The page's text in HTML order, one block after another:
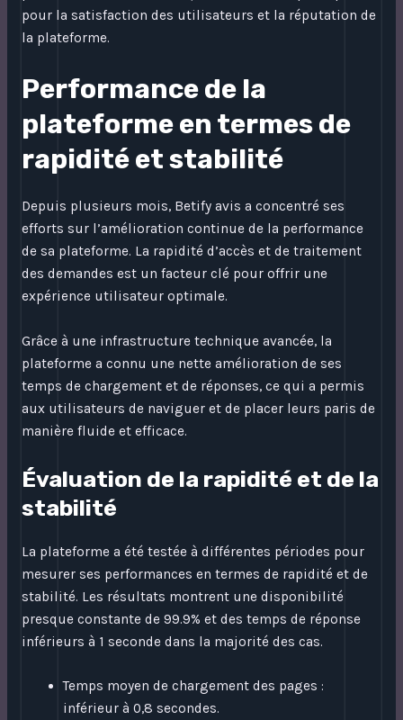
pour la satisfaction des utilisateurs et la réputation de
la plateforme.
Performance de la
plateforme en termes de
rapidité et stabilité
Depuis plusieurs mois, Betify avis a concentré ses
efforts sur l’amélioration continue de la performance
de sa plateforme. La rapidité d’accès et de traitement
des demandes est un facteur clé pour offrir une
expérience utilisateur optimale.
Grâce à une infrastructure technique avancée, la
plateforme a connu une nette amélioration de ses
temps de chargement et de réponses, ce qui a permis
aux utilisateurs de naviguer et de placer leurs paris de
manière fluide et efficace.
Évaluation de la rapidité et de la
stabilité
La plateforme a été testée à différentes périodes pour
mesurer ses performances en termes de rapidité et de
stabilité. Les résultats montrent une disponibilité
presque constante de 99.9% et des temps de réponse
inférieurs à 1 seconde dans la majorité des cas.
Temps moyen de chargement des pages :
inférieur à 0,8 secondes.